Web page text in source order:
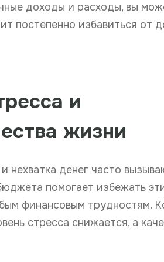
доходы и расходы, вы
постепенно избавиться от
и
жизни
нехватка денег часто
помогает избежать
финансовым трудностям.
стресса снижается, а